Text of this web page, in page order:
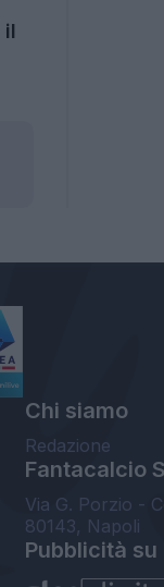
il
Chi siamo
Redazione
Fantacalcio
Via G. Porzio -
80143, Napoli
Pubblicità